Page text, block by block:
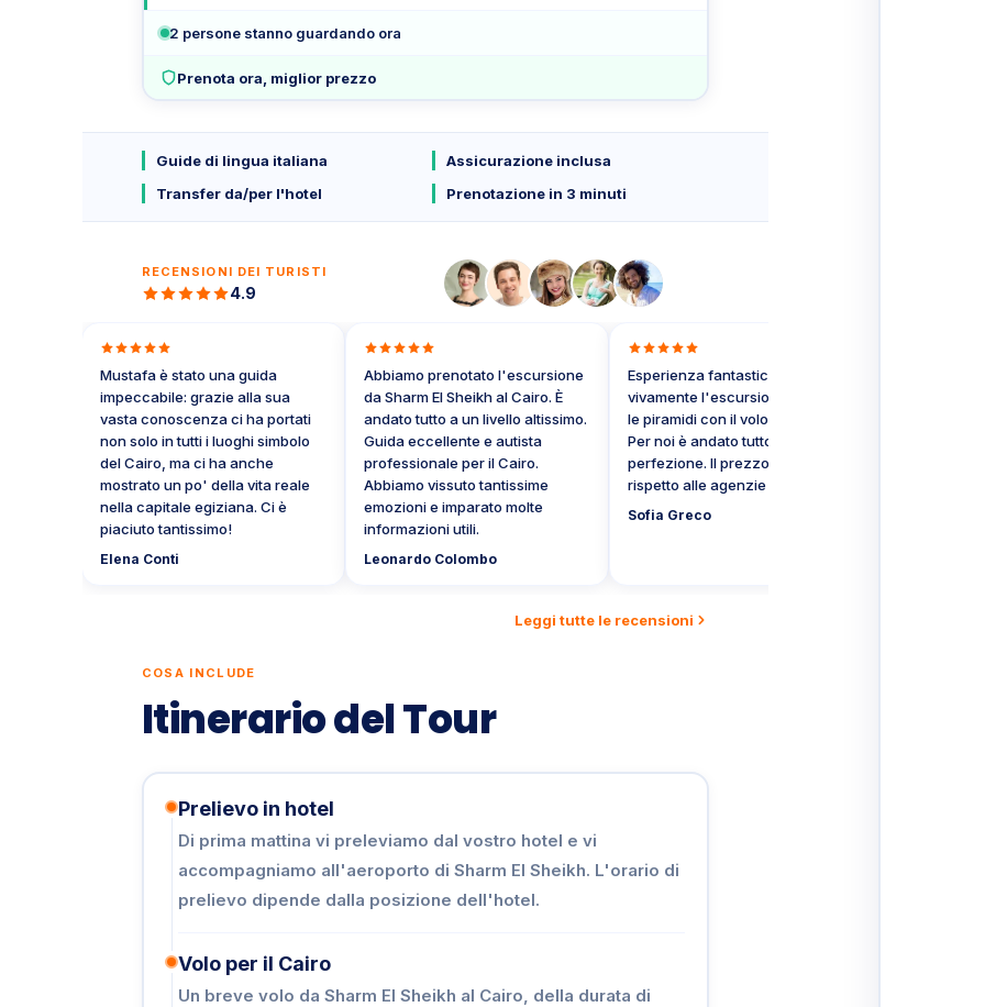
2 persone stanno guardando ora
Prenota ora, miglior prezzo
Guide di lingua italiana
Assicurazione inclusa
Transfer da/per l'hotel
Prenotazione in 3 minuti
RECENSIONI DEI TURISTI
4.9
Mustafa è stato una guida
impeccabile: grazie alla sua
vasta conoscenza ci ha portati
non solo in tutti i luoghi simbolo
del Cairo, ma ci ha anche
mostrato un po' della vita reale
nella capitale egiziana. Ci è
piaciuto tantissimo!
Elena Conti
Abbiamo prenotato l'escursione
da Sharm El Sheikh al Cairo. È
andato tutto a un livello altissimo.
Guida eccellente e autista
professionale per il Cairo.
Abbiamo vissuto tantissime
emozioni e imparato molte
informazioni utili.
Leonardo Colombo
Esperienza fantastica! Consiglio
vivamente l'escursione Il Cairo e
le piramidi con il volo in aereo.
Per noi è andato tutto alla
perfezione. Il prezzo è ottimo
rispetto alle agenzie in hotel.
Sofia Greco
Leggi tutte le recensioni
COSA INCLUDE
Itinerario del Tour
Prelievo in hotel
Di prima mattina vi preleviamo dal vostro hotel e vi
accompagniamo all'aeroporto di Sharm El Sheikh. L'orario di
prelievo dipende dalla posizione dell'hotel.
Volo per il Cairo
Un breve volo da Sharm El Sheikh al Cairo, della durata di